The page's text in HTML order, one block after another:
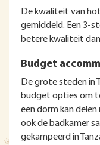
De kwaliteit van
gemiddeld. Een 3-
betere kwaliteit
Budget
De grote steden in
budget opties om
een dorm kan
ook de badkamer
gekampeerd in